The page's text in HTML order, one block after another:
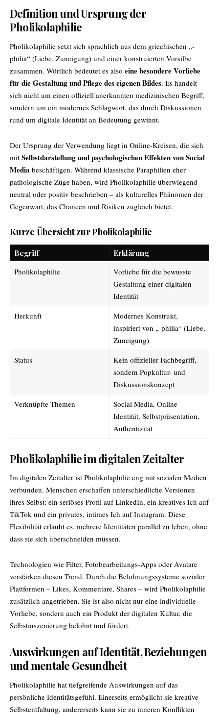
Definition und Ursprung der
Pholikolaphilie
Pholikolaphilie setzt sich sprachlich aus dem griechischen „-
philia“ (Liebe, Zuneigung) und einer konstruierten Vorsilbe
zusammen. Wörtlich bedeutet es also eine besondere Vorliebe
für die Gestaltung und Pflege des eigenen Bildes. Es handelt
sich nicht um einen offiziell anerkannten medizinischen Begriff,
sondern um ein modernes Schlagwort, das durch Diskussionen
rund um digitale Identität an Bedeutung gewinnt.
Der Ursprung der Verwendung liegt in Online-Kreisen, die sich
mit Selbstdarstellung und psychologischen Effekten von Social
Media beschäftigen. Während klassische Paraphilien eher
pathologische Züge haben, wird Pholikolaphilie überwiegend
neutral oder positiv beschrieben – als kulturelles Phänomen der
Gegenwart, das Chancen und Risiken zugleich bietet.
Kurze Übersicht zur Pholikolaphilie
Begriff
Erklärung
Pholikolaphilie
Vorliebe für die bewusste
Gestaltung einer digitalen
Identität
Herkunft
Modernes Konstrukt,
inspiriert von „-philia“ (Liebe,
Zuneigung)
Status
Kein offizieller Fachbegriff,
sondern Popkultur- und
Diskussionskonzept
Verknüpfte Themen
Social Media, Online-
Identität, Selbstpräsentation,
Authentizität
Pholikolaphilie im digitalen Zeitalter
Im digitalen Zeitalter ist Pholikolaphilie eng mit sozialen Medien
verbunden. Menschen erschaffen unterschiedliche Versionen
ihres Selbst: ein seriöses Profil auf LinkedIn, ein kreatives Ich auf
TikTok und ein privates, intimes Ich auf Instagram. Diese
Flexibilität erlaubt es, mehrere Identitäten parallel zu leben, ohne
dass sie sich überschneiden müssen.
Technologien wie Filter, Fotobearbeitungs-Apps oder Avatare
verstärken diesen Trend. Durch die Belohnungssysteme sozialer
Plattformen – Likes, Kommentare, Shares – wird Pholikolaphilie
zusätzlich angetrieben. Sie ist also nicht nur eine individuelle
Vorliebe, sondern auch ein Produkt der digitalen Kultur, die
Selbstinszenierung belohnt und fördert.
Auswirkungen auf Identität, Beziehungen
und mentale Gesundheit
Pholikolaphilie hat tiefgreifende Auswirkungen auf das
persönliche Identitätsgefühl. Einerseits ermöglicht sie kreative
Selbstentfaltung, andererseits kann sie zu inneren Konflikten